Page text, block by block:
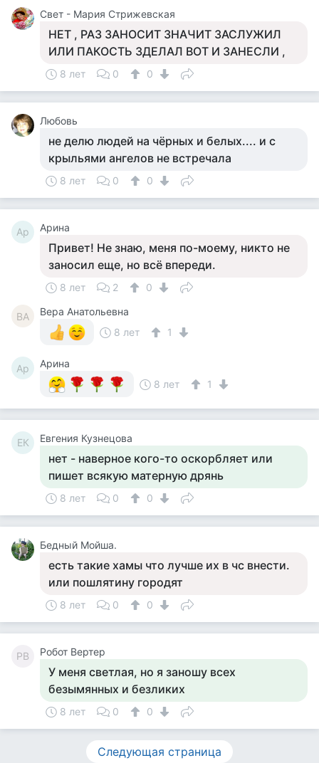
Свет - Мария Стрижевская
НЕТ , РАЗ ЗАНОСИТ ЗНАЧИТ ЗАСЛУЖИЛ
ИЛИ ПАКОСТЬ ЗДЕЛАЛ ВОТ И ЗАНЕСЛИ ,
8 лет 0 0
Любовь
не делю людей на чёрных и белых.... и с
крыльями ангелов не встречала
8 лет 0 0
Ар Арина
Привет! Не знаю, меня по-моему, никто не
заносил еще, но всё впереди.
8 лет 2 0
ВА
Вера Анатольевна
8 лет
1
Ар
Арина
8 лет
1
ЕК Евгения Кузнецова
нет - наверное кого-то оскорбляет или
пишет всякую матерную дрянь
8 лет 0 0
Бедный Мойша.
есть такие хамы что лучше их в чс внести.
или пошлятину городят
8 лет 0 0
РВ Робот Вертер
У меня светлая, но я заношу всех
безымянных и безликих
8 лет 0 0
Следующая страница